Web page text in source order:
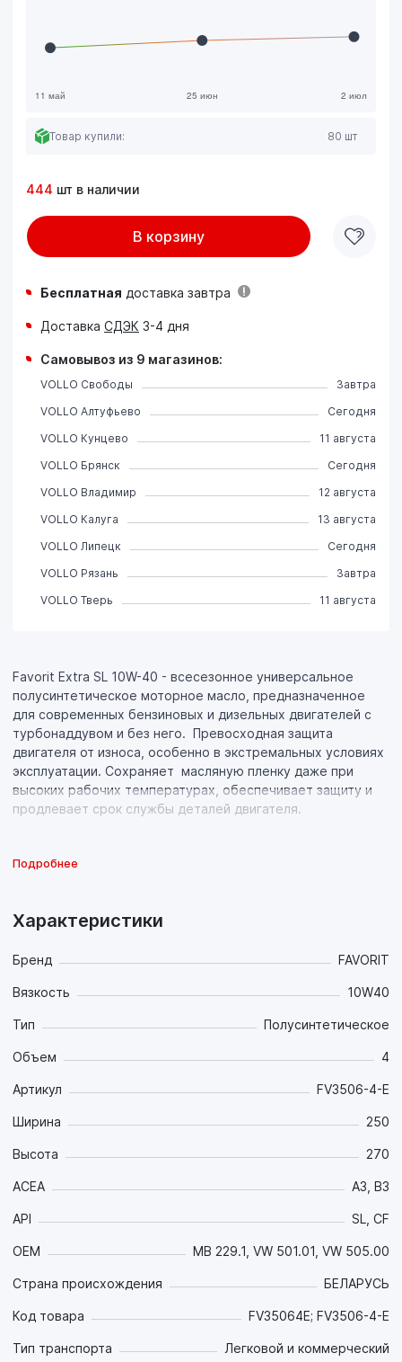
Favorit Extra SL 10W-40 - всесезонное универсальное
полусинтетическое моторное масло, предназначенное
для современных бензиновых и дизельных двигателей с
турбонаддувом и без него. Превосходная защита
двигателя от износа, особенно в экстремальных условиях
эксплуатации. Сохраняет масляную пленку даже при
высоких рабочих температурах, обеспечивает защиту и
продлевает срок службы деталей двигателя.
Подробнее
Характеристики
Бренд FAVORIT
Вязкость 10W40
Тип Полусинтетическое
Объем 4
Артикул FV3506-4-E
Ширина 250
Высота 270
ACEA A3, B3
API SL, CF
OEM MB 229.1, VW 501.01, VW 505.00
Страна происхождения БЕЛАРУСЬ
Код товара FV35064E; FV3506-4-E
Тип транспорта Легковой и коммерческий
Товар купили: 80 шт
444 шт в наличии
В корзину
Бесплатная доставка завтра
Доставка СДЭК 3-4 дня
Самовывоз из 9 магазинов:
VOLLO Свободы
Завтра
VOLLO Алтуфьево
Сегодня
VOLLO Кунцево
11 августа
VOLLO Брянск
Сегодня
VOLLO Владимир
12 августа
VOLLO Калуга
13 августа
VOLLO Липецк
Сегодня
VOLLO Рязань
Завтра
VOLLO Тверь
11 августа